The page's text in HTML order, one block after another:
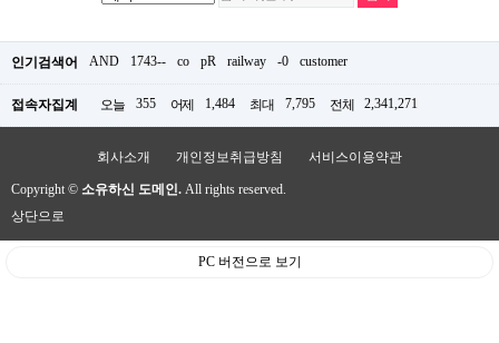
인기검색어 AND 1743-- co pR railway -0 customer
접속자집계 오늘 355 어제 1,484 최대 7,795 전체 2,341,271
회사소개 개인정보취급방침 서비스이용약관
Copyright © 소유하신 도메인. All rights reserved.
상단으로
PC 버전으로 보기